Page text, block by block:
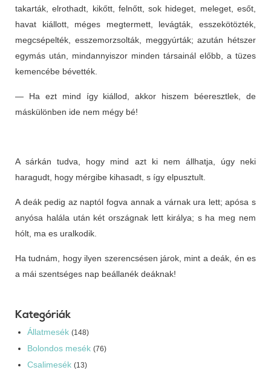
takarták, elrothadt, kikőtt, felnőtt, sok hideget, meleget, esőt,
havat kiállott, méges megtermett, levágták, esszekötözték,
megcsépelték, esszemorzsolták, meggyúrták; azután hétszer
egymás után, mindannyiszor minden társainál előbb, a tüzes
kemencébe bévették.
— Ha ezt mind így kiállod, akkor hiszem béeresztlek, de
máskülönben ide nem mégy bé!
A sárkán tudva, hogy mind azt ki nem állhatja, úgy neki
haragudt, hogy mérgibe kihasadt, s így elpusztult.
A deák pedig az naptól fogva annak a várnak ura lett; apósa s
anyósa halála után két országnak lett királya; s ha meg nem
hólt, ma es uralkodik.
Ha tudnám, hogy ilyen szerencsésen járok, mint a deák, én es
a mái szentséges nap beállanék deáknak!
Kategóriák
Állatmesék (148)
Bolondos mesék (76)
Csalimesék (13)